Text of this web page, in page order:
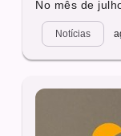
No mês de
Notícias